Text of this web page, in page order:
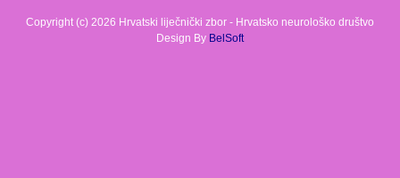
Copyright (c) 2026 Hrvatski liječnički zbor - Hrvatsko neurološko društvo
Design By BelSoft